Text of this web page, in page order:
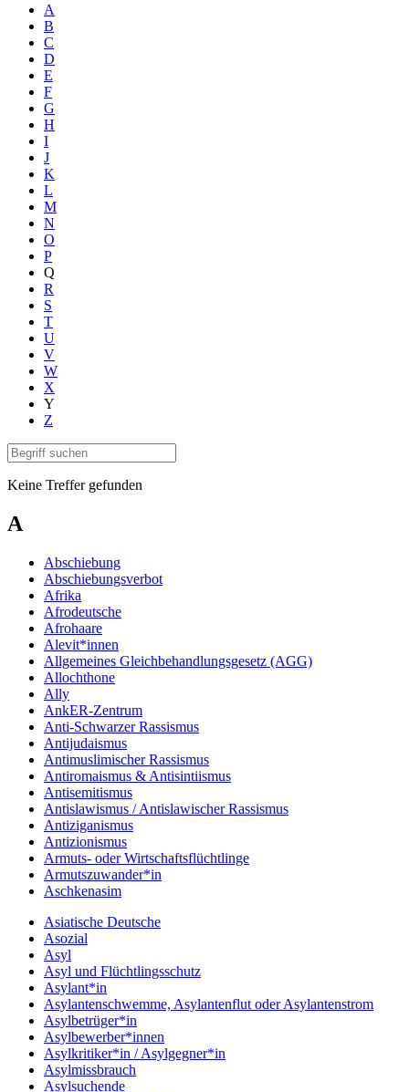
A
B
C
D
E
F
G
H
I
J
K
L
M
N
O
P
Q
R
S
T
U
V
W
X
Y
Z
Keine Treffer gefunden
A
Abschiebung
Abschiebungsverbot
Afrika
Afrodeutsche
Afrohaare
Alevit*innen
Allgemeines Gleichbehandlungsgesetz (AGG)
Allochthone
Ally
AnkER-Zentrum
Anti-Schwarzer Rassismus
Antijudaismus
Antimuslimischer Rassismus
Antiromaismus & Antisintiismus
Antisemitismus
Antislawismus / Antislawischer Rassismus
Antiziganismus
Antizionismus
Armuts- oder Wirtschaftsflüchtlinge
Armutszuwander*in
Aschkenasim
Asiatische Deutsche
Asozial
Asyl
Asyl und Flüchtlingsschutz
Asylant*in
Asylantenschwemme, Asylantenflut oder Asylantenstrom
Asylbetrüger*in
Asylbewerber*innen
Asylkritiker*in / Asylgegner*in
Asylmissbrauch
Asylsuchende